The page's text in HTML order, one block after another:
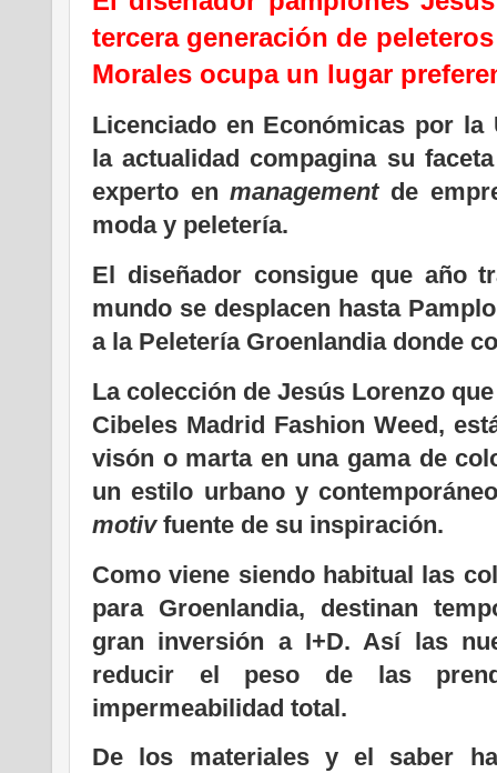
tercera generación de
Morales ocupa un lugar
Licenciado en Económicas por la
la actualidad compagina su
experto enmanagementde
moda y peletería.
El diseñador consigue que año
mundo se desplacen hasta
a la Peletería Groenlandia donde
La colección de Jesús Lorenzo
Cibeles Madrid Fashion Weed,
visón o marta en una gama de
un estilo urbano y
motivfuente de su inspiración.
Como viene siendo habitual las
para Groenlandia, destinan
gran inversión a I+D. Así las
reducir el peso de las
impermeabilidad total.
De los materiales y el saber